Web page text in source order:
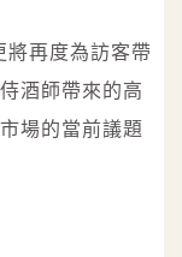
將再度為訪客帶
酒師帶來的高
場的當前議題